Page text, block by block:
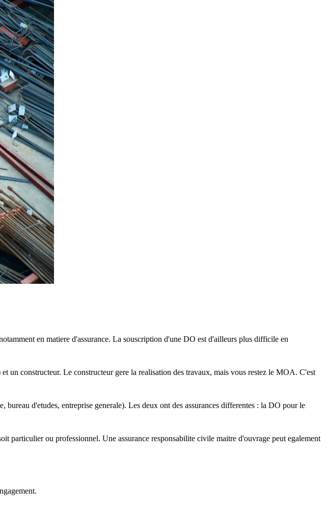
en matiere d'assurance. La souscription d'une DO est d'ailleurs plus difficile en
constructeur. Le constructeur gere la realisation des travaux, mais vous restez le MOA. C'est
bureau d'etudes, entreprise generale). Les deux ont des assurances differentes : la DO pour le
particulier ou professionnel. Une assurance responsabilite civile maitre d'ouvrage peut egalement